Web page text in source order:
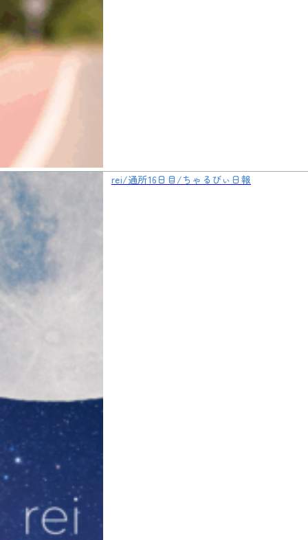
rei/通所16日目/ちゃるびぃ日報